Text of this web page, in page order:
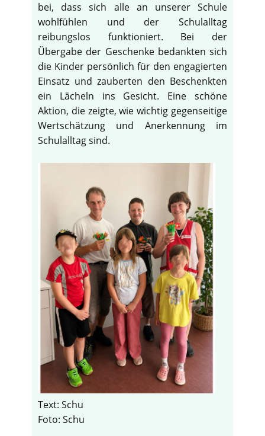
bei, dass sich alle an unserer Schule
wohlfühlen und der Schulalltag
reibungslos funktioniert. Bei der
Übergabe der Geschenke bedankten sich
die Kinder persönlich für den engagierten
Einsatz und zauberten den Beschenkten
ein Lächeln ins Gesicht. Eine schöne
Aktion, die zeigte, wie wichtig gegenseitige
Wertschätzung und Anerkennung im
Schulalltag sind.
Text: Schu
Foto: Schu